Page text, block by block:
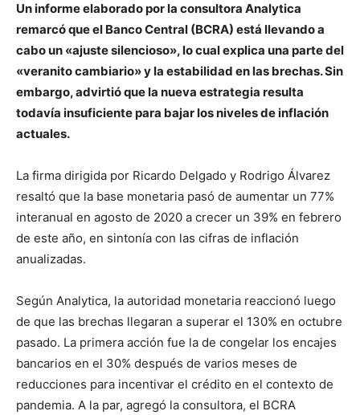
Un informe elaborado por la consultora Analytica
remarcó que el Banco Central (BCRA) está llevando a
cabo un «ajuste silencioso», lo cual explica una parte del
«veranito cambiario» y la estabilidad en las brechas. Sin
embargo, advirtió que la nueva estrategia resulta
todavía insuficiente para bajar los niveles de inflación
actuales.
La firma dirigida por Ricardo Delgado y Rodrigo Álvarez
resaltó que la base monetaria pasó de aumentar un 77%
interanual en agosto de 2020 a crecer un 39% en febrero
de este año, en sintonía con las cifras de inflación
anualizadas.
Según Analytica, la autoridad monetaria reaccionó luego
de que las brechas llegaran a superar el 130% en octubre
pasado. La primera acción fue la de congelar los encajes
bancarios en el 30% después de varios meses de
reducciones para incentivar el crédito en el contexto de
pandemia. A la par, agregó la consultora, el BCRA